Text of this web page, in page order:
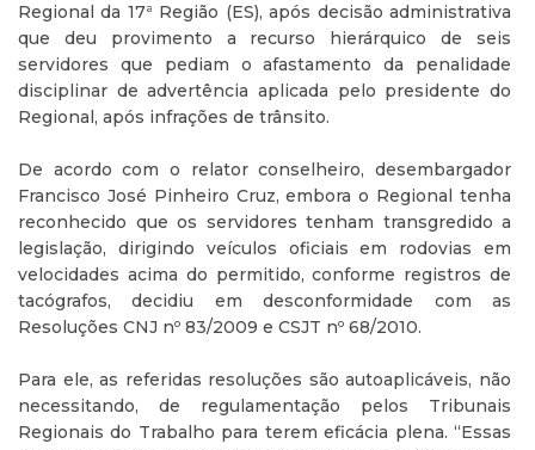
Regional da 17ª Região (ES), após decisão administrativa
que deu provimento a recurso hierárquico de seis
servidores que pediam o afastamento da penalidade
disciplinar de advertência aplicada pelo presidente do
Regional, após infrações de trânsito.
De acordo com o relator conselheiro, desembargador
Francisco José Pinheiro Cruz, embora o Regional tenha
reconhecido que os servidores tenham transgredido a
legislação, dirigindo veículos oficiais em rodovias em
velocidades acima do permitido, conforme registros de
tacógrafos, decidiu em desconformidade com as
Resoluções CNJ nº 83/2009 e CSJT nº 68/2010.
Para ele, as referidas resoluções são autoaplicáveis, não
necessitando, de regulamentação pelos Tribunais
Regionais do Trabalho para terem eficácia plena. “Essas